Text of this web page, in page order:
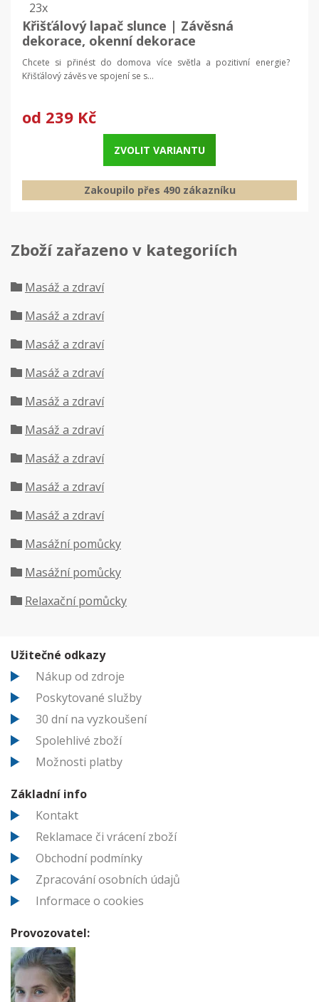
23x
Křišťálový lapač slunce | Závěsná
dekorace, okenní dekorace
Chcete si přinést do domova více světla a pozitivní energie?
Křišťálový závěs ve spojení se s...
od 239 Kč
ZVOLIT VARIANTU
Zakoupilo přes 490 zákazníku
Zboží zařazeno v kategoriích
Masáž a zdraví
Masáž a zdraví
Masáž a zdraví
Masáž a zdraví
Masáž a zdraví
Masáž a zdraví
Masáž a zdraví
Masáž a zdraví
Masáž a zdraví
Masážní pomůcky
Masážní pomůcky
Relaxační pomůcky
Užitečné odkazy
Nákup od zdroje
Poskytované služby
30 dní na vyzkoušení
Spolehlivé zboží
Možnosti platby
Základní info
Kontakt
Reklamace či vrácení zboží
Obchodní podmínky
Zpracování osobních údajů
Informace o cookies
Provozovatel: